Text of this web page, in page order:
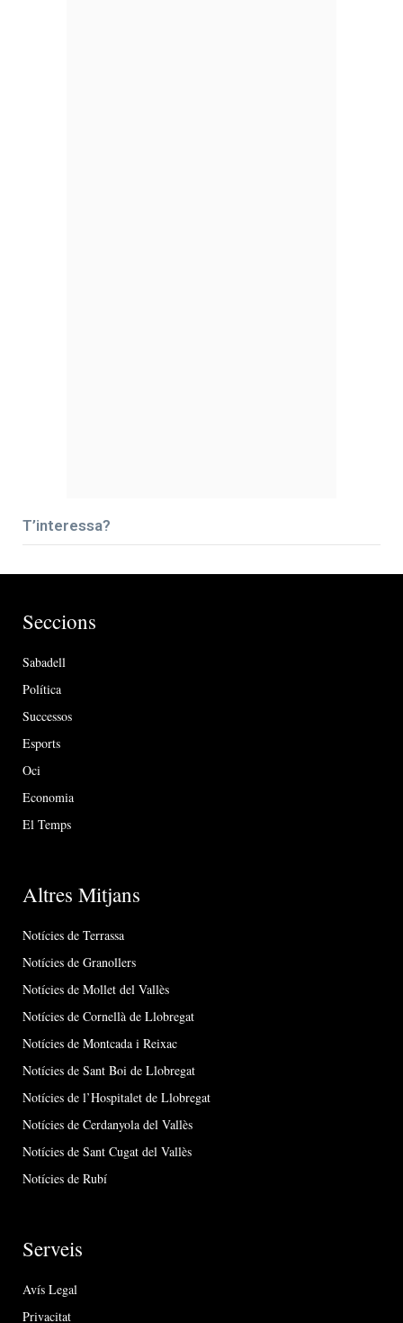
T’interessa?
Seccions
Sabadell
Política
Successos
Esports
Oci
Economia
El Temps
Altres Mitjans
Notícies de Terrassa
Notícies de Granollers
Notícies de Mollet del Vallès
Notícies de Cornellà de Llobregat
Notícies de Montcada i Reixac
Notícies de Sant Boi de Llobregat
Notícies de l’Hospitalet de Llobregat
Notícies de Cerdanyola del Vallès
Notícies de Sant Cugat del Vallès
Notícies de Rubí
Serveis
Avís Legal
Privacitat